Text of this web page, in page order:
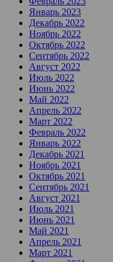
Январь 2023
Декабрь 2022
Ноябрь 2022
Октябрь 2022
Сентябрь 2022
Август 2022
Июль 2022
Июнь 2022
Май 2022
Апрель 2022
Март 2022
Февраль 2022
Январь 2022
Декабрь 2021
Ноябрь 2021
Октябрь 2021
Сентябрь 2021
Август 2021
Июль 2021
Июнь 2021
Май 2021
Апрель 2021
Март 2021